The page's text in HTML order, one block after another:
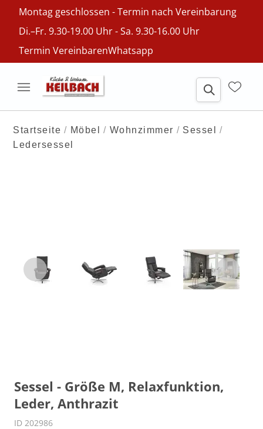
Montag geschlossen - Termin nach Vereinbarung
Di.–Fr. 9.30-19.00 Uhr - Sa. 9.30-16.00 Uhr
Termin VereinbarenWhatsapp
Startseite Möbel Wohnzimmer
Sessel
Ledersessel
Sessel - Größe M, Relaxfunktion,
Leder, Anthrazit
ID 202986